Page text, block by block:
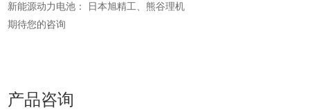
新能源动力电池： 日本旭精工、熊谷理机
期待您的咨询
产品咨询